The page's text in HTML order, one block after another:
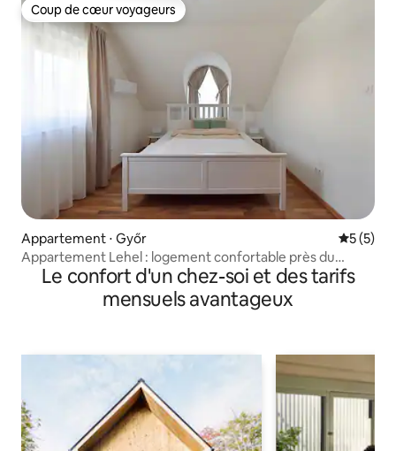
Coup de cœur voyageurs
Coup de cœur voyageurs
Appartement ⋅ Győr
5 (5)
Appartement Lehel : logement confortable près du
centre-ville
Le confort d'un chez-soi et des tarifs
mensuels avantageux